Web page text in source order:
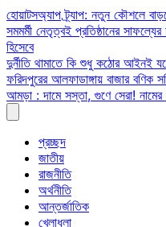
Skip
to
content
হোয়াটসঅ্যাপ ট্র্যাপ: নতুন কৌশলে
সমমর্মী নেতৃত্বই প্রতিষ্ঠানের
হিসেবে
দুর্নীতি থামাতে কি শুধু কঠোর আইনই
ফরিদপুরের আলফাডাঙ্গায় বাজার বণিক
আমড়া : দামে সস্তা, গুণে সেরা!
প্রচ্ছদ
জাতীয়
রাজনীতি
অর্থনীতি
আন্তর্জাতিক
খেলাধুলা